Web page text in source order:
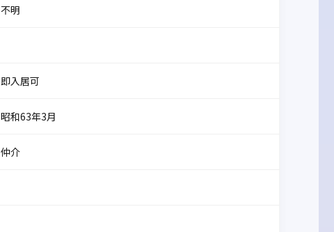
不明
即入居可
昭和63年3月
仲介